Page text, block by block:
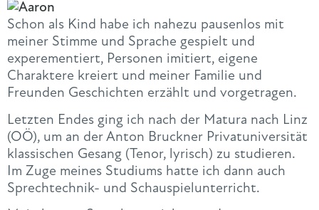
Schon als Kind habe ich nahezu pausenlos mit
meiner Stimme und Sprache gespielt und
experementiert, Personen imitiert, eigene
Charaktere kreiert und meiner Familie und
Freunden Geschichten erzählt und vorgetragen.
Letzten Endes ging ich nach der Matura nach Linz
(OÖ), um an der Anton Bruckner Privatuniversität
klassischen Gesang (Tenor, lyrisch) zu studieren.
Im Zuge meines Studiums hatte ich dann auch
Sprechtechnik- und Schauspielunterricht.